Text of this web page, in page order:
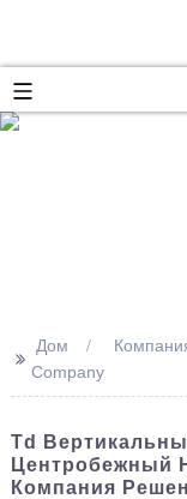
>> Дом
Company
Td
Центробежный
Компания